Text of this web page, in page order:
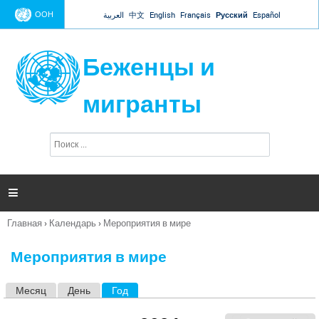
Jump to navigation
ООН العربية 中文 English Français Русский Español
Беженцы и
мигранты
п
и

Вы
Главная › Календарь › Мероприятия в мире
Мероприятия в мире
Месяц День Год